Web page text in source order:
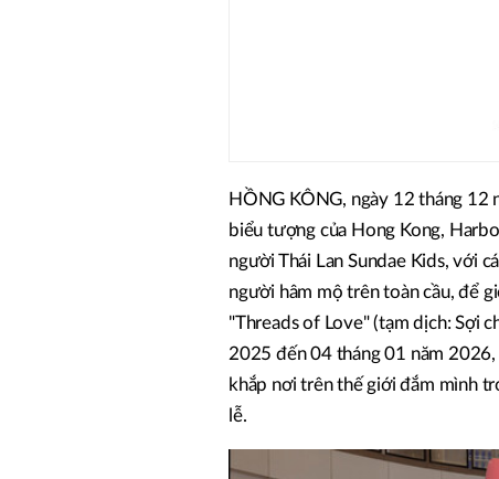
HỒNG KÔNG, ngày 12 tháng 12
biểu tượng của Hong Kong,
người Thái Lan Sundae Kids, với
người hâm mộ trên toàn cầu, để
"Threads of Love" (tạm dịch: Sợi
2025 đến 04 tháng 01 năm
khắp nơi trên thế giới đắm mình
lễ.